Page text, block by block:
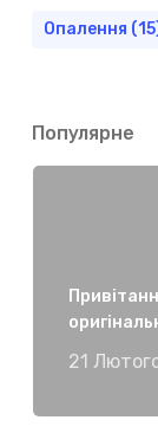
Опалення
Популярне
21